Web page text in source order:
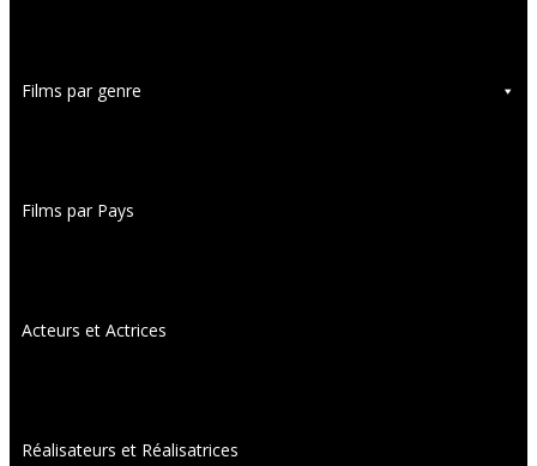
Films par genre
Films par Pays
Acteurs et Actrices
Réalisateurs et Réalisatrices